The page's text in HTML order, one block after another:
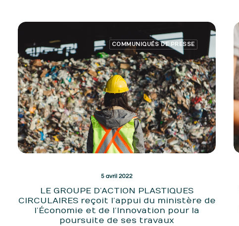
COMMUNIQUÉS DE PRESSE
5 avril 2022
LE GROUPE D’ACTION PLASTIQUES
CIRCULAIRES reçoit l’appui du ministère de
l’Économie et de l’Innovation pour la
poursuite de ses travaux